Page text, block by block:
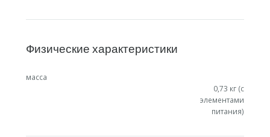
Физические характеристики
масса
0,73 кг (с
элементами
питания)